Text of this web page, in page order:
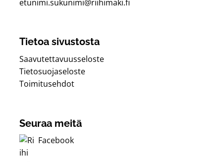
etunimi.sukunimi@riihimaki.fi
Tietoa sivustosta
Saavutettavuusseloste
Tietosuojaseloste
Toimitusehdot
Seuraa meitä
Facebook